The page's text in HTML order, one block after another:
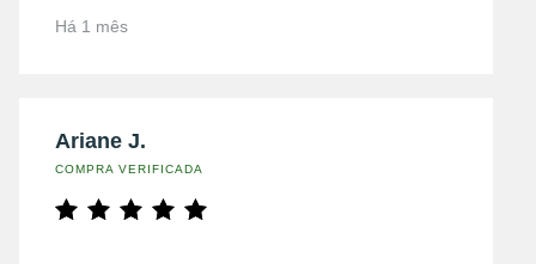
Há 1 mês
Ariane J.
COMPRA VERIFICADA